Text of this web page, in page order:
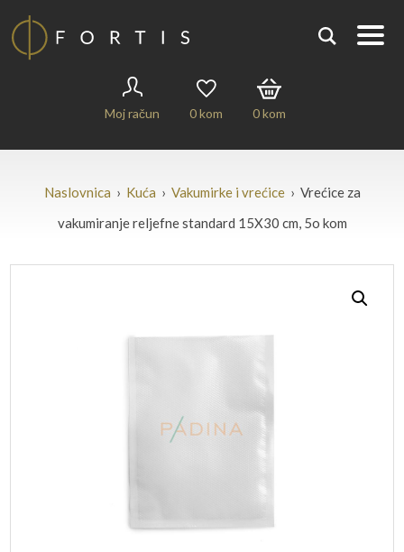
Moj račun 0kom 0kom
Naslovnica › Kuća › Vakumirke i vrećice› Vrećice za
vakumiranje reljefne standard 15X30 cm, 5o kom